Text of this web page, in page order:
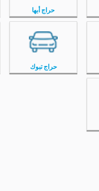
حراج أبها
حراج تبوك